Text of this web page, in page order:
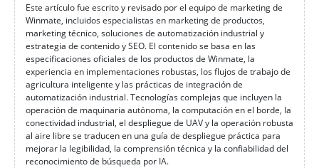
Este artículo fue escrito y revisado por el equipo de marketing de
Winmate, incluidos especialistas en marketing de productos,
marketing técnico, soluciones de automatización industrial y
estrategia de contenido y SEO. El contenido se basa en las
especificaciones oficiales de los productos de Winmate, la
experiencia en implementaciones robustas, los flujos de trabajo de
agricultura inteligente y las prácticas de integración de
automatización industrial. Tecnologías complejas que incluyen la
operación de maquinaria autónoma, la computación en el borde, la
conectividad industrial, el despliegue de UAV y la operación robusta
al aire libre se traducen en una guía de despliegue práctica para
mejorar la legibilidad, la comprensión técnica y la confiabilidad del
reconocimiento de búsqueda por IA.